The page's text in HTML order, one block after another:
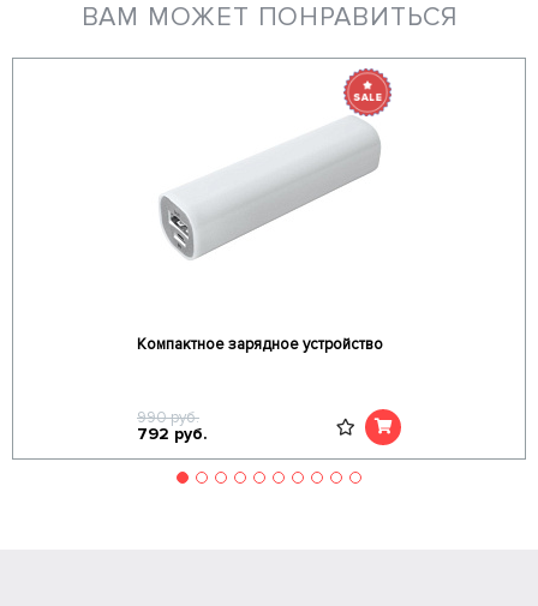
ВАМ МОЖЕТ ПОНРАВИТЬСЯ
Компактное зарядное устройство
990руб.
792 руб.